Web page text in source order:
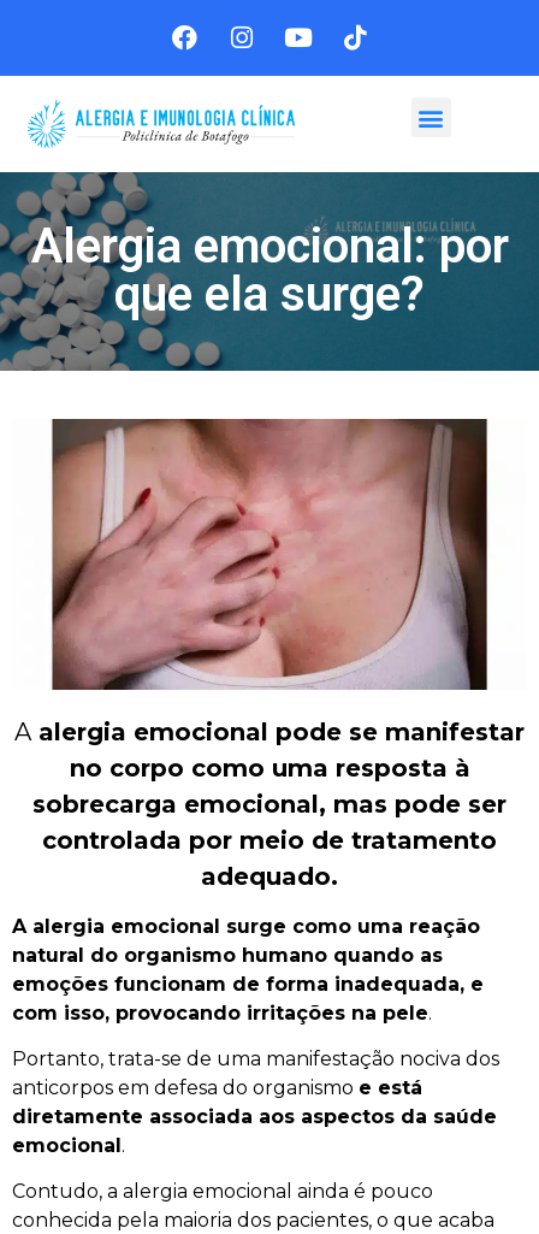
Alergia emocional: por
que ela surge?
Aalergia emocional pode se manifestar
no corpo como uma resposta à
sobrecarga emocional, mas pode ser
controlada por meio de tratamento
adequado.
A alergia emocional surge como uma reação
natural do organismo humano quando as
emoções funcionam de forma inadequada, e
com isso, provocando irritações na pele.
Portanto, trata-se de uma manifestação nociva dos
anticorpos em defesa do organismo e está
diretamente associada aos aspectos da saúde
emocional.
Contudo, a alergia emocional ainda é pouco
conhecida pela maioria dos pacientes, o que acaba